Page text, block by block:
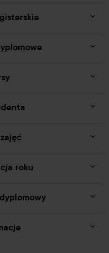
roku